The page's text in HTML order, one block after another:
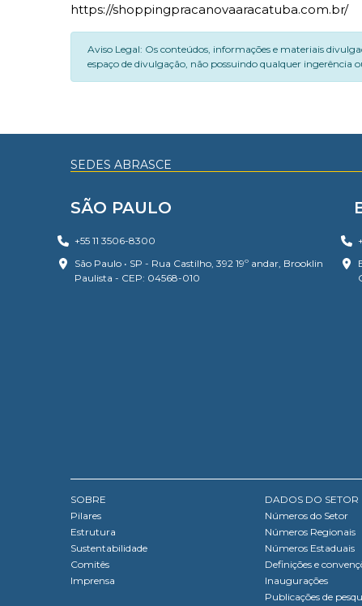
https://shoppingpracanovaaracatuba.com.br/
Aviso Legal: Os conteúdos, informações e materiais
espaço de divulgação, não possuindo qualquer ingerência
SEDES ABRASCE
SÃO PAULO
+55 11 3506-8300
São Paulo • SP - Rua Castilho, 392 19º andar, Brooklin
Paulista - CEP: 04568-010
SOBRE
Pilares
Estrutura
Sustentabilidade
Comitês
Imprensa
DADOS DO SETOR
Números do Setor
Números Regionais
Números Estaduais
Definições e
Inaugurações
Publicações de